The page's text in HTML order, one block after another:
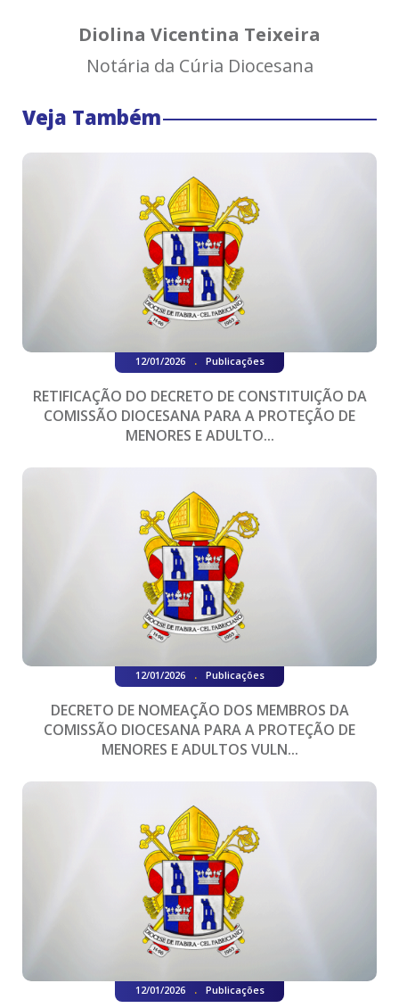
Diolina Vicentina Teixeira
Notária da Cúria Diocesana
Veja Também
12/01/2026 . Publicações
RETIFICAÇÃO DO DECRETO DE CONSTITUIÇÃO DA
COMISSÃO DIOCESANA PARA A PROTEÇÃO DE
MENORES E ADULTO...
12/01/2026 . Publicações
DECRETO DE NOMEAÇÃO DOS MEMBROS DA
COMISSÃO DIOCESANA PARA A PROTEÇÃO DE
MENORES E ADULTOS VULN...
12/01/2026 . Publicações